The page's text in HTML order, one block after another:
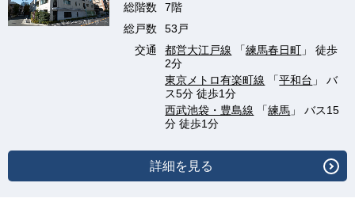
総階数
7階
総戸数
53戸
交通
都営大江戸線 「練馬春日町 」 徒歩
2分
東京メトロ有楽町線 「平和台 」 バ
ス5分 徒歩1分
西武池袋・豊島線 「練馬 」 バス15
分 徒歩1分
詳細を見る